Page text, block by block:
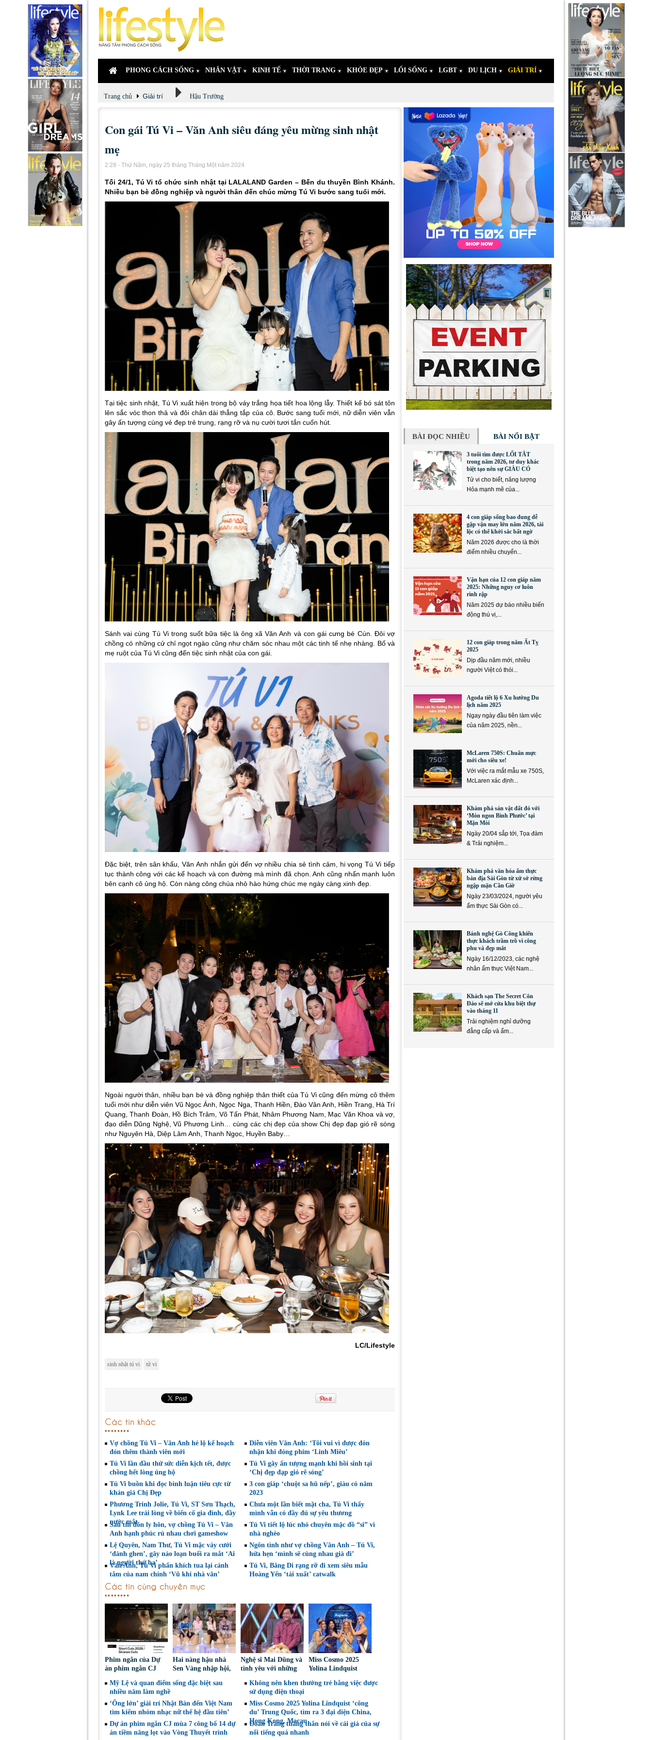
PHONG CÁCH SỐNG NHÂN VẬT KINH TẾ THỜI TRANG KHỎE ĐẸP LỐI SỐNG LGBT DU LỊCH GIẢI TRÍ
Trang chủ Giải trí Hậu Trường
Con gái Tú Vi – Văn Anh siêu đáng yêu mừng sinh nhật
mẹ
2:28 - Thứ Năm, ngày 25 tháng Tháng Một năm 2024
Tối 24/1, Tú Vi tổ chức sinh nhật tại LALALAND Garden – Bến du thuyền Bình Khánh.
Nhiều bạn bè đồng nghiệp và người thân đến chúc mừng Tú Vi bước sang tuổi mới.
Tại tiệc sinh nhật, Tú Vi xuất hiện trong bộ váy trắng họa tiết hoa lộng lẫy. Thiết kế bó sát tôn
lên sắc vóc thon thả và đôi chân dài thẳng tắp của cô. Bước sang tuổi mới, nữ diễn viên vẫn
gây ấn tượng cùng vẻ đẹp trẻ trung, rạng rỡ và nụ cười tươi tắn cuốn hút.
Sánh vai cùng Tú Vi trong suốt bữa tiệc là ông xã Văn Anh và con gái cưng bé Cún. Đôi vợ
chồng có những cử chỉ ngọt ngào cũng như chăm sóc nhau một các tinh tế nhẹ nhàng. Bố và
mẹ ruột của Tú Vi cũng đến tiệc sinh nhật của con gái.
Đặc biệt, trên sân khấu, Văn Anh nhắn gửi đến vợ nhiều chia sẻ tình cảm, hi vọng Tú Vi tiếp
tục thành công với các kế hoạch và con đường mà mình đã chọn. Anh cũng nhấn mạnh luôn
bên cạnh cô ủng hộ. Còn nàng công chúa nhỏ hào hứng chúc mẹ ngày càng xinh đẹp.
Ngoài người thân, nhiều bạn bè và đồng nghiệp thân thiết của Tú Vi cũng đến mừng cô thêm
tuổi mới như diễn viên Vũ Ngọc Ánh, Ngọc Nga, Thanh Hiền, Đào Vân Anh, Hiền Trang, Hà Trí
Quang, Thanh Đoàn, Hồ Bích Trâm, Võ Tấn Phát, Nhâm Phương Nam, Mạc Văn Khoa và vợ,
đạo diễn Dũng Nghệ, Vũ Phương Linh… cùng các chị đẹp của show Chị đẹp đạp gió rẽ sóng
như Nguyên Hà, Diệp Lâm Anh, Thanh Ngọc, Huyền Baby…
LC/Lifestyle
sinh nhật tú vi tử vi
Các tin khác
Vợ chồng Tú Vi – Văn Anh hé lộ kế hoạch
đón thêm thành viên mới
Diễn viên Văn Anh: ‘Tôi vui vì được đón
nhận khi đóng phim ‘Linh Miêu’
Tú Vi lần đầu thử sức diễn kịch tết, được
chồng hết lòng ủng hộ
Tú Vi gây ấn tượng mạnh khi hồi sinh tại
‘Chị đẹp đạp gió rẽ sóng’
Tú Vi buồn khi đọc bình luận tiêu cực từ
khán giả Chị Đẹp
3 con giáp ‘chuột sa hũ nếp’, giàu có năm
2023
Phương Trinh Jolie, Tú Vi, ST Sơn Thạch,
Lynk Lee trải lòng về biến cố gia đình, đầy
nước mắt
Chưa một lần biết mặt cha, Tú Vi thấy
mình vẫn có đầy đủ sự yêu thương
Sau tin đồn ly hôn, vợ chồng Tú Vi – Văn
Anh hạnh phúc rủ nhau chơi gameshow
Tú Vi tiết lộ lúc nhỏ chuyên mặc đồ “si” vì
nhà nghèo
Lệ Quyên, Nam Thư, Tú Vi mặc váy cưới
‘đánh ghen’, gây náo loạn buổi ra mắt ‘Ai
là người thứ ba’
Ngôn tình như vợ chồng Văn Anh – Tú Vi,
hứa hẹn ‘mình sẽ cùng nhau già đi’
Văn Anh, Tú Vi phấn khích tua lại cảnh
tắm của nam chính ‘Vũ khí nhà văn’
Tú Vi, Băng Di rạng rỡ đi xem siêu mẫu
Hoàng Yến ‘tái xuất’ catwalk
Các tin cùng chuyên mục
Phim ngắn của Dự
án phim ngắn CJ
tại LHP quốc tế
Toronto 2026
Hai nàng hậu nhà
Sen Vàng nhập hội,
chinh phục khán giả
Nghệ sĩ Mai Dũng và
tình yêu với những
Miss Cosmo 2025
Yolina Lindquist
đại diện mới tranh
Mỹ Lệ và quan điểm sống đặc biệt sau
nhiều năm làm nghề
Không nên khen thưởng trẻ bằng việc được
sử dụng điện thoại
‘Ông lớn’ giải trí Nhật Bản đến Việt Nam
tìm kiếm nhóm nhạc nữ thế hệ đầu tiên’
Miss Cosmo 2025 Yolina Lindquist ‘công
du’ Trung Quốc, tìm ra 3 đại diện China,
Hong Kong, Macau
Dự án phim ngắn CJ mùa 7 công bố 14 dự
án tiềm năng lọt vào Vòng Thuyết trình
Đoan Trang thẳng thắn nói về cái giá của sự
nổi tiếng quá nhanh
BÀI ĐỌC NHIỀU BÀI NỔI BẬT
3 tuổi tìm được LỐI TẮT
trong năm 2026, tư duy khác
biệt tạo nên sự GIÀU CÓ
Tử vi cho biết, năng lượng
Hỏa mạnh mẽ của...
4 con giáp sống bao dung dễ
gặp vận may lớn năm 2026, tài
lộc có thể khởi sắc bất ngờ
Năm 2026 được cho là thời
điểm nhiều chuyển...
Vận hạn của 12 con giáp năm
2025: Những nguy cơ luôn
rình rập
Năm 2025 dự báo nhiều biến
động thú vị,...
12 con giáp trong năm Ất Tỵ
2025
Dịp đầu năm mới, nhiều
người Việt có thói...
Agoda tiết lộ 6 Xu hướng Du
lịch năm 2025
Ngay ngày đầu tiên làm việc
của năm 2025, nền...
McLaren 750S: Chuẩn mực
mới cho siêu xe!
Với việc ra mắt mẫu xe 750S,
McLaren xác định...
Khám phá sản vật đất đỏ với
‘Món ngon Bình Phước’ tại
Mặn Mòi
Ngày 20/04 sắp tới, Tọa đàm
& Trải nghiệm...
Khám phá văn hóa ẩm thực
bản địa Sài Gòn từ xứ sở rừng
ngập mặn Cần Giờ
Ngày 23/03/2024, người yêu
ẩm thực Sài Gòn có...
Bánh nghệ Gò Công khiến
thực khách trầm trồ vì công
phu và đẹp mắt
Ngày 16/12/2023, các nghệ
nhân ẩm thực Việt Nam...
Khách sạn The Secret Côn
Đảo sẽ mở cửa khu biệt thự
vào tháng 11
Trải nghiệm nghỉ dưỡng
đẳng cấp và ẩm...